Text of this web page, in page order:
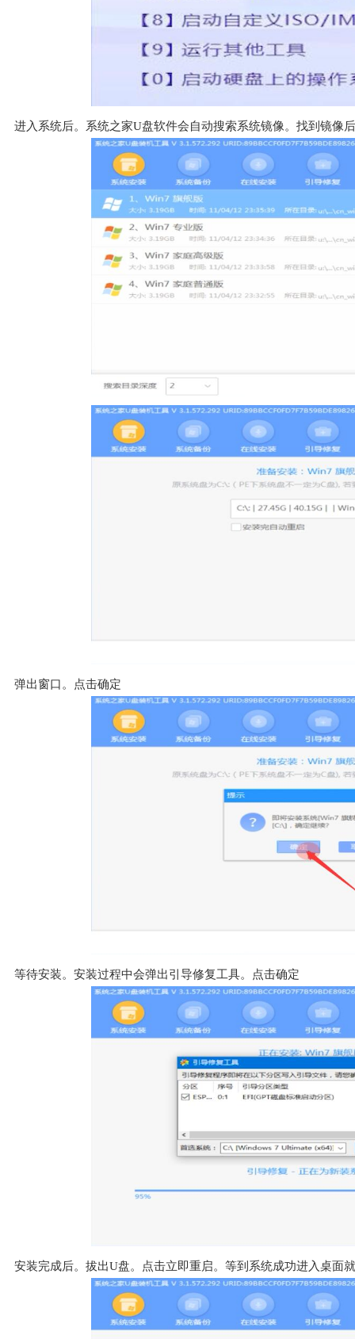
进入系统后。系统之家U盘软件会自动搜索系统镜像。找到镜像
弹出窗口。点击确定
等待安装。安装过程中会弹出引导修复工具。点击确定
安装完成后。拔出U盘。点击立即重启。等到系统成功进入桌面